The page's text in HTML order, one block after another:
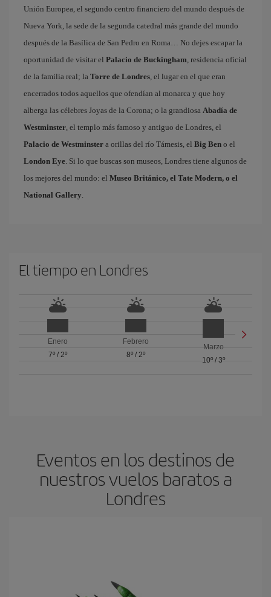
Unión Europea, el segundo centro financiero del mundo después de
Nueva York, la sede de la segunda catedral más grande del mundo
después de la Basílica de San Pedro en Roma… No dejes escapar la
oportunidad de visitar el Palacio de Buckingham, residencia oficial
de la familia real; la Torre de Londres, el lugar en el que eran
encerrados todos aquellos que ofendían al monarca y que hoy
alberga las célebres Joyas de la Corona; o la grandiosa Abadía de
Westminster, el templo más famoso y antiguo de Londres, el
Palacio de Westminster a orillas del río Támesis, el Big Ben o el
London Eye. Si lo que buscas son museos, Londres tiene algunos de
los mejores del mundo: el Museo Británico, el Tate Modern, o el
National Gallery.
El tiempo en Londres
Enero
7º/ 2º
Febrero
8º/ 2º
Marzo
10º/ 3º
Eventos en los destinos de
nuestros vuelos baratos a
Londres